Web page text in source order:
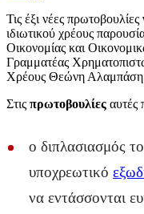
Τις έξι νέες
ιδιωτικού χρέους
Οικονομίας και
Γραμματέας
Χρέους Θεώνη
Στις πρωτοβουλίες αυτές
ο διπλασιασμός
υποχρεωτικό
να εντάσσονται